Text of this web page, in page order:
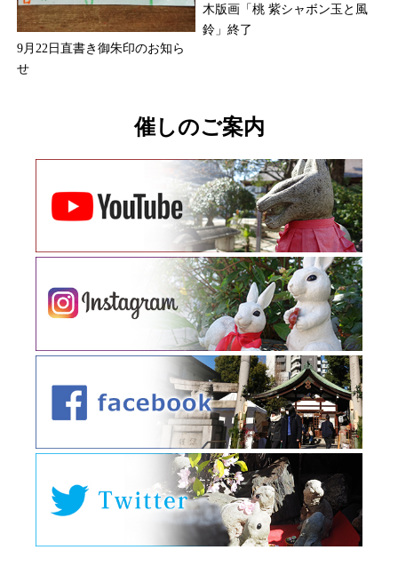
9月22日直書き御朱印のお知ら
せ
木版画「桃 紫シャボン玉と風
鈴」終了
催しのご案内